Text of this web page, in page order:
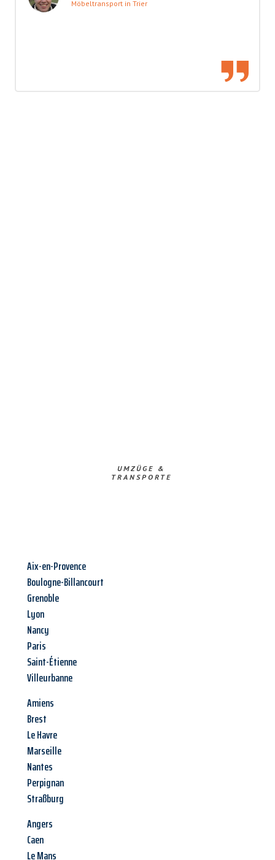
Möbeltransport in Trier
UMZÜGE &
TRANSPORTE
Aix-en-Provence
Boulogne-Billancourt
Grenoble
Lyon
Nancy
Paris
Saint-Étienne
Villeurbanne
Amiens
Brest
Le Havre
Marseille
Nantes
Perpignan
Straßburg
Angers
Caen
Le Mans